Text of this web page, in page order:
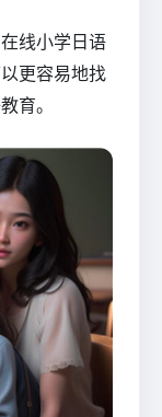
线小学日语
更容易地找
育。